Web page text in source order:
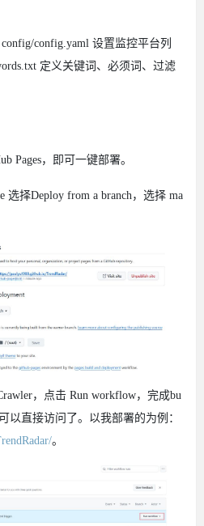
config.yaml 设置监控平台列
定义关键词、必须词、过滤
Pages，即可一键部署。
选择Deploy from a branch，选择 ma
，点击 Run workflow，完成bu
以直接访问了。以我部署的为例：
。